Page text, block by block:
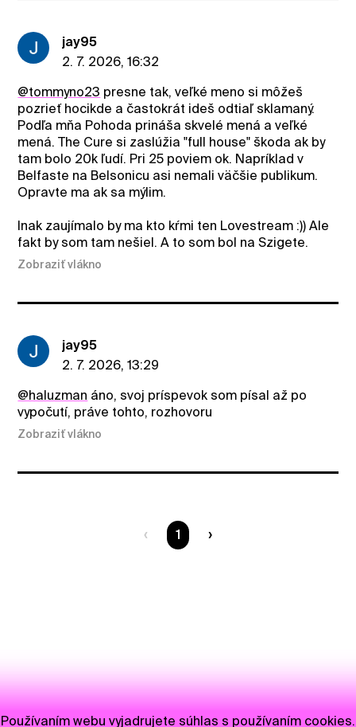
jay95
2. 7. 2026, 16:32
@tommyno23 presne tak, veľké meno si môžeš
pozrieť hocikde a častokrát ideš odtiaľ sklamaný.
Podľa mňa Pohoda prináša skvelé mená a veľké
mená. The Cure si zaslúžia "full house" škoda ak by
tam bolo 20k ľudí. Pri 25 poviem ok. Napríklad v
Belfaste na Belsonicu asi nemali väčšie publikum.
Opravte ma ak sa mýlim.
Inak zaujímalo by ma kto kŕmi ten Lovestream :)) Ale
fakt by som tam nešiel. A to som bol na Szigete.
Zobraziť vlákno
jay95
2. 7. 2026, 13:29
@haluzman áno, svoj príspevok som písal až po
vypočutí, práve tohto, rozhovoru
Zobraziť vlákno
Ste na strane
1
Používaním webu vyjadrujete súhlas s používaním cookies.